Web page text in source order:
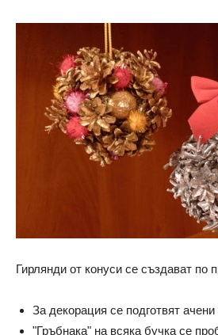
Гирлянди от конуси се създават по
За декорация се подготвят
"Гръбнака" на всяка бучка се